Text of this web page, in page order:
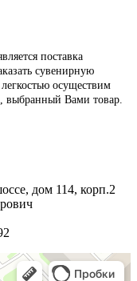
поставка
сувенирную
осуществим
выбранный Вами товар.
дом 114, корп.2